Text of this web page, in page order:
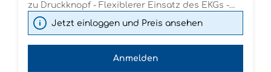
zu Druckknopf - Flexiblerer Einsatz des EKGs -
Zur Verwendung diverser Elektroden mit einem
Jetzt einloggen und Preis ansehen
Anmelden